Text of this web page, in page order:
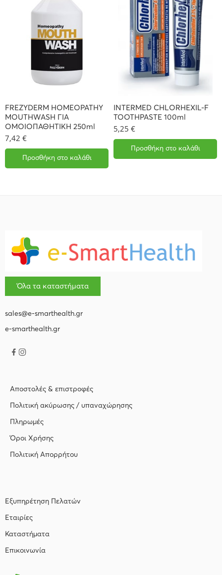
FREZYDERM HOMEOPATHY
MOUTHWASH ΓΙΑ
ΟΜΟΙΟΠΑΘΗΤΙΚΗ 250ml
7,42 €
Προσθήκη στο καλάθι
INTERMED CHLORHEXIL-F
TOOTHPASTE 100ml
5,25 €
Προσθήκη στο καλάθι
Όλα τα καταστήματα
sales@e-smarthealth.gr
e-smarthealth.gr
Αποστολές & επιστροφές
Πολιτική ακύρωσης / υπαναχώρησης
Πληρωμές
Όροι Χρήσης
Πολιτική Απορρήτου
Εξυπηρέτηση Πελατών
Εταιρίες
Καταστήματα
Επικοινωνία